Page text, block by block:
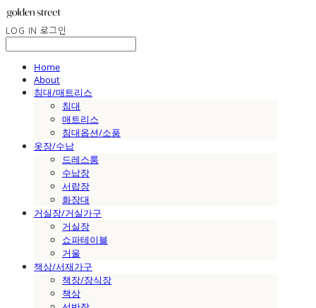
LOG IN 로그인
Home
About
침대/매트리스
침대
매트리스
침대옵션/소품
옷장/수납
드레스룸
수납장
서랍장
화장대
거실장/거실가구
거실장
쇼파테이블
거울
책상/서재가구
책장/장식장
책상